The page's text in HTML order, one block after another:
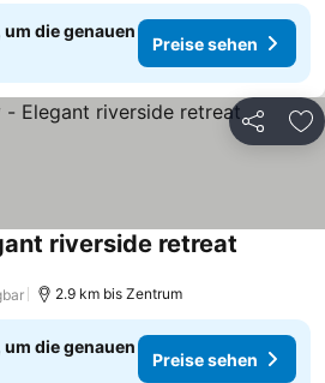
um die genauen
Preise sehen
Teilen
riverside retreat
2.9 km bis Zentrum
um die genauen
Preise sehen